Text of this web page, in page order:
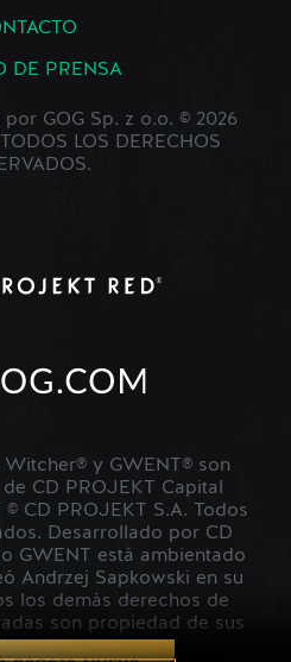
DE PRENSA
GOG Sp. z o.o. © 2026
LOS DERECHOS
Witcher® y GWENT® son
CD PROJEKT Capital
CD PROJEKT S.A. Todos
Desarrollado por CD
GWENT está ambientado
Andrzej Sapkowski en su
los demás derechos de
son propiedad de sus
propietarios.